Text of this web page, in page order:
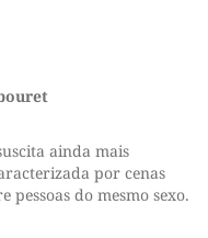
ainda mais
por cenas
do mesmo sexo.